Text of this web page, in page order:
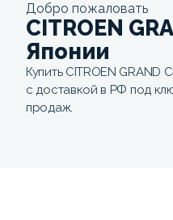
Добро пожаловать
CITROEN
Японии
Купить CITROEN
с доставкой в РФ под
продаж.